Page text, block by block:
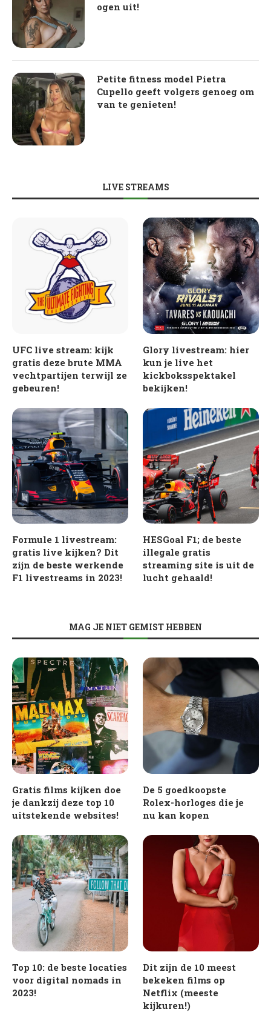
ogen uit!
Petite fitness model Pietra
Cupello geeft volgers genoeg om
van te genieten!
LIVE STREAMS
UFC live stream: kijk
gratis deze brute MMA
vechtpartijen terwijl ze
gebeuren!
Glory livestream: hier
kun je live het
kickboksspektakel
bekijken!
Formule 1 livestream:
gratis live kijken? Dit
zijn de beste werkende
F1 livestreams in 2023!
HESGoal F1; de beste
illegale gratis
streaming site is uit de
lucht gehaald!
MAG JE NIET GEMIST HEBBEN
Gratis films kijken doe
je dankzij deze top 10
uitstekende websites!
De 5 goedkoopste
Rolex-horloges die je
nu kan kopen
Top 10: de beste locaties
voor digital nomads in
2023!
Dit zijn de 10 meest
bekeken films op
Netflix (meeste
kijkuren!)